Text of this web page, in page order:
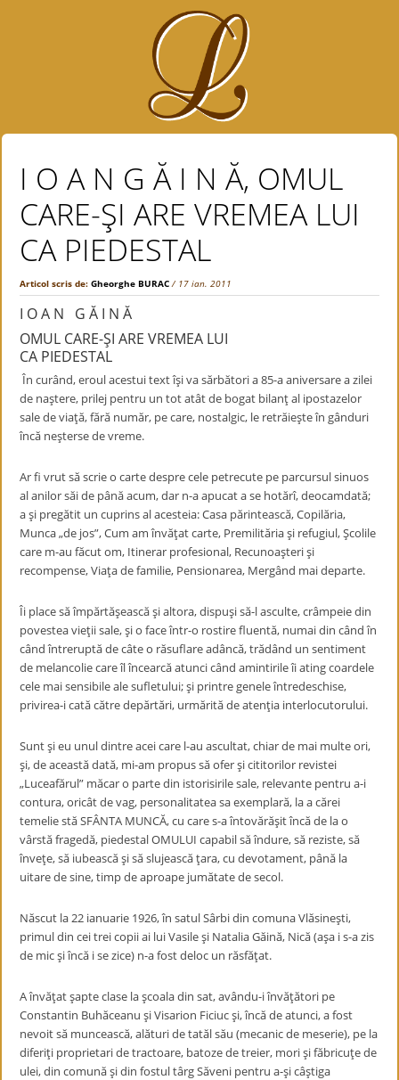
I O A N G Ă I N Ă, OMUL
CARE-ŞI ARE VREMEA LUI
CA PIEDESTAL
Articol scris de:Gheorghe BURAC / 17 ian. 2011
I O A N G Ă I N Ă
OMUL CARE-ŞI ARE VREMEA LUI
CA PIEDESTAL
În curând, eroul acestui text îşi va sărbători a 85-a aniversare a zilei
de naştere, prilej pentru un tot atât de bogat bilanţ al ipostazelor
sale de viaţă, fără număr, pe care, nostalgic, le retrăieşte în gânduri
încă neşterse de vreme.
Ar fi vrut să scrie o carte despre cele petrecute pe parcursul sinuos
al anilor săi de până acum, dar n-a apucat a se hotărî, deocamdată;
a şi pregătit un cuprins al acesteia: Casa părintească, Copilăria,
Munca „de jos”, Cum am învăţat carte, Premilităria şi refugiul, Şcolile
care m-au făcut om, Itinerar profesional, Recunoaşteri şi
recompense, Viaţa de familie, Pensionarea, Mergând mai departe.
Îi place să împărtăşească şi altora, dispuşi să-l asculte, crâmpeie din
povestea vieţii sale, şi o face într-o rostire fluentă, numai din când în
când întreruptă de câte o răsuflare adâncă, trădând un sentiment
de melancolie care îl încearcă atunci când amintirile îi ating coardele
cele mai sensibile ale sufletului; şi printre genele întredeschise,
privirea-i cată către depărtări, urmărită de atenţia interlocutorului.
Sunt şi eu unul dintre acei care l-au ascultat, chiar de mai multe ori,
şi, de această dată, mi-am propus să ofer şi cititorilor revistei
„Luceafărul” măcar o parte din istorisirile sale, relevante pentru a-i
contura, oricât de vag, personalitatea sa exemplară, la a cărei
temelie stă SFÂNTA MUNCĂ, cu care s-a întovărăşit încă de la o
vârstă fragedă, piedestal OMULUI capabil să îndure, să reziste, să
înveţe, să iubească şi să slujească ţara, cu devotament, până la
uitare de sine, timp de aproape jumătate de secol.
Născut la 22 ianuarie 1926, în satul Sârbi din comuna Vlăsineşti,
primul din cei trei copii ai lui Vasile şi Natalia Găină, Nică (aşa i s-a zis
de mic şi încă i se zice) n-a fost deloc un răsfăţat.
A învăţat şapte clase la şcoala din sat, avându-i învăţători pe
Constantin Buhăceanu şi Visarion Ficiuc şi, încă de atunci, a fost
nevoit să muncească, alături de tatăl său (mecanic de meserie), pe la
diferiţi proprietari de tractoare, batoze de treier, mori şi făbricuţe de
ulei, din comună şi din fostul târg Săveni pentru a-şi câştiga